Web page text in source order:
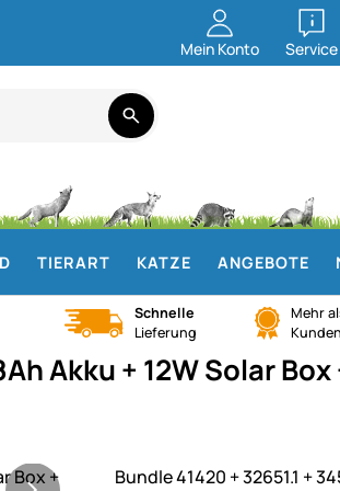
Mein Konto Service
TIERART KATZE ANGEBOTE
Schnelle
Lieferung
Mehr
Kunden
Akku + 12W Solar Box
Bundle 41420 + 32651.1 +